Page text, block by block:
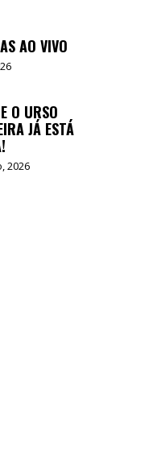
AO VIVO
O URSO
JÁ ESTÁ
2026